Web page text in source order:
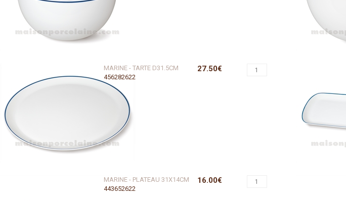
MARINE - TARTE D31.5CM
456282622
27.50€
MARINE - PLATEAU 31X14CM
443652622
16.00€